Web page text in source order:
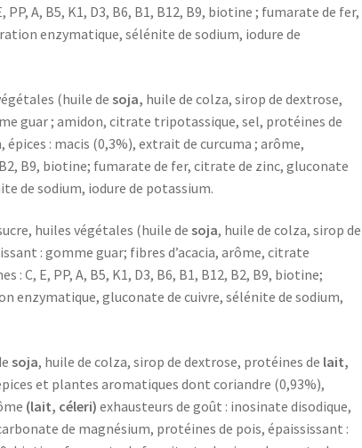
A, B5, K1, D3, B6, B1, B12, B9, biotine ; fumarate de fer,
enzymatique, sélénite de sodium, iodure de
(huile desoja, huile de colza, sirop de dextrose,
guar ; amidon, citrate tripotassique, sel, protéines de
: macis (0,3%), extrait de curcuma ; arôme,
B2, B9, biotine; fumarate de fer, citrate de zinc, gluconate
de sodium, iodure de potassium.
huiles végétales (huile desoja, huile de colza, sirop de
: gomme guar; fibres d’acacia, arôme, citrate
E, PP, A, B5, K1, D3, B6, B1, B12, B2, B9, biotine;
enzymatique, gluconate de cuivre, sélénite de sodium,
soja, huile de colza, sirop de dextrose, protéines de lait,
et plantes aromatiques dont coriandre (0,93%),
(lait, céleri) exhausteurs de goût : inosinate disodique,
de magnésium, protéines de pois, épaississant :